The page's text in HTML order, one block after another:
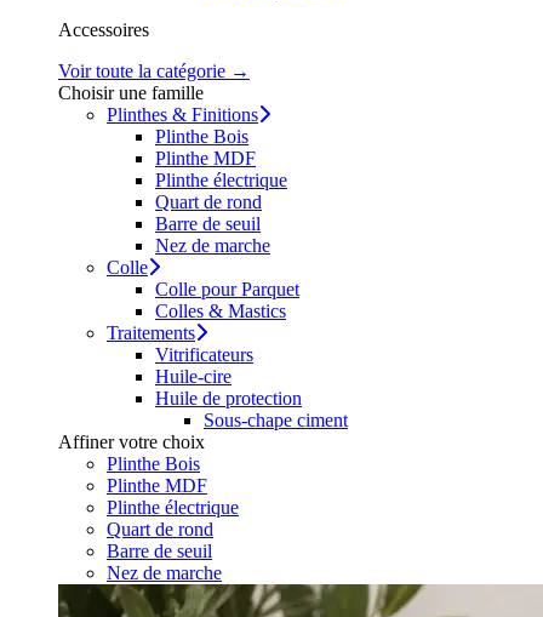
Accessoires
Voir toute la catégorie →
Choisir une famille
Plinthes & Finitions
Plinthe Bois
Plinthe MDF
Plinthe électrique
Quart de rond
Barre de seuil
Nez de marche
Colle
Colle pour Parquet
Colles & Mastics
Traitements
Vitrificateurs
Huile-cire
Huile de protection
Sous-chape ciment
Affiner votre choix
Plinthe Bois
Plinthe MDF
Plinthe électrique
Quart de rond
Barre de seuil
Nez de marche